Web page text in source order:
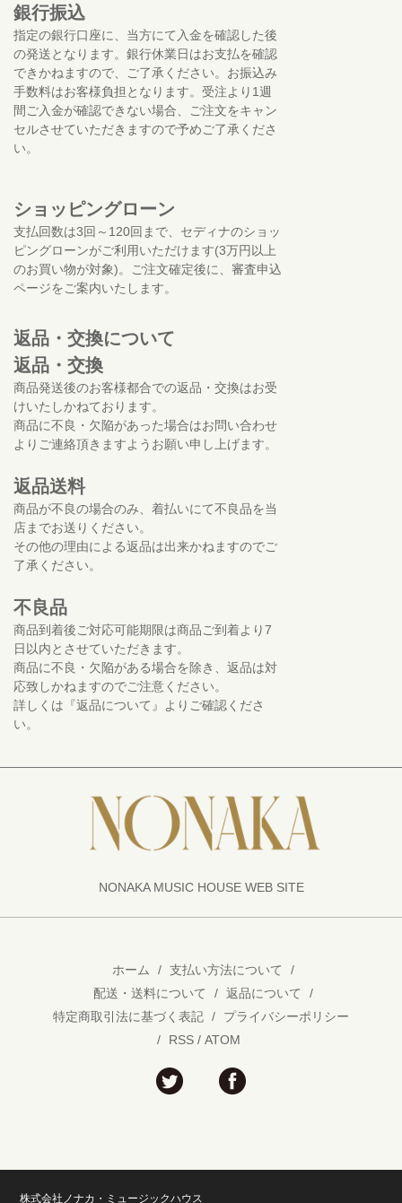
銀行振込
指定の銀行口座に、当方にて入金を確認した後
の発送となります。銀行休業日はお支払を確認
できかねますので、ご了承ください。お振込み
手数料はお客様負担となります。受注より1週
間ご入金が確認できない場合、ご注文をキャン
セルさせていただきますので予めご了承くださ
い。
ショッピングローン
支払回数は3回～120回まで、セディナのショッ
ピングローンがご利用いただけます(3万円以上
のお買い物が対象)。ご注文確定後に、審査申込
ページをご案内いたします。
返品・交換について
返品・交換
商品発送後のお客様都合での返品・交換はお受
けいたしかねております。
商品に不良・欠陥があった場合はお問い合わせ
よりご連絡頂きますようお願い申し上げます。
返品送料
商品が不良の場合のみ、着払いにて不良品を当
店までお送りください。
その他の理由による返品は出来かねますのでご
了承ください。
不良品
商品到着後ご対応可能期限は商品ご到着より7
日以内とさせていただきます。
商品に不良・欠陥がある場合を除き、返品は対
応致しかねますのでご注意ください。
詳しくは『返品について』よりご確認くださ
い。
NONAKA MUSIC HOUSE WEB SITE
ホーム / 支払い方法について
/
配送・送料について
/ 返品について
/
特定商取引法に基づく表記 /
プライバシーポリシー
/
RSS / ATOM
株式会社ノナカ・ミュージックハウス